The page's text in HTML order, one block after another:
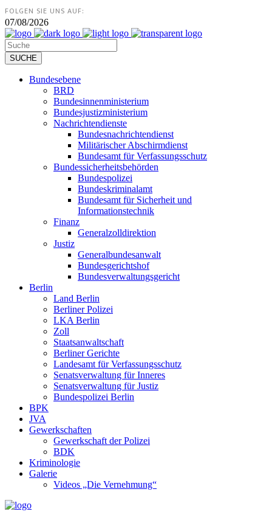
FOLGEN SIE UNS AUF:
07/08/2026
Bundesebene
BRD
Bundesinnenministerium
Bundesjustizministerium
Nachrichtendienste
Bundesnachrichtendienst
Militärischer Abschirmdienst
Bundesamt für Verfassungsschutz
Bundessicherheitsbehörden
Bundespolizei
Bundeskriminalamt
Bundesamt für Sicherheit und
Informationstechnik
Finanz
Generalzolldirektion
Justiz
Generalbundesanwalt
Bundesgerichtshof
Bundesverwaltungsgericht
Berlin
Land Berlin
Berliner Polizei
LKA Berlin
Zoll
Staatsanwaltschaft
Berliner Gerichte
Landesamt für Verfassungsschutz
Senatsverwaltung für Inneres
Senatsverwaltung für Justiz
Bundespolizei Berlin
BPK
JVA
Gewerkschaften
Gewerkschaft der Polizei
BDK
Kriminologie
Galerie
Videos „Die Vernehmung“